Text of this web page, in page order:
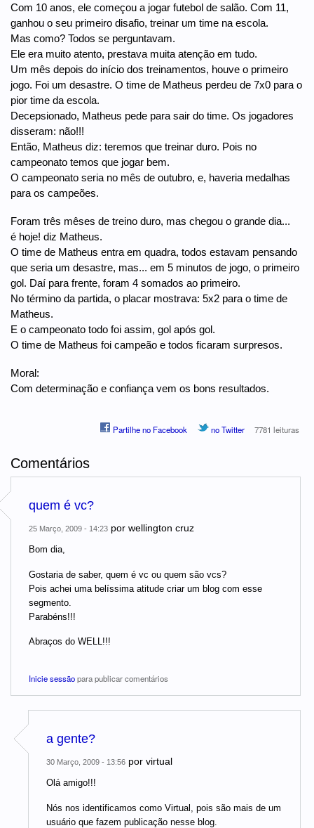
Com 10 anos, ele começou a jogar futebol de salão. Com 11,
ganhou o seu primeiro disafio, treinar um time na escola.
Mas como? Todos se perguntavam.
Ele era muito atento, prestava muita atenção em tudo.
Um mês depois do início dos treinamentos, houve o primeiro
jogo. Foi um desastre. O time de Matheus perdeu de 7x0 para o
pior time da escola.
Decepsionado, Matheus pede para sair do time. Os jogadores
disseram: não!!!
Então, Matheus diz: teremos que treinar duro. Pois no
campeonato temos que jogar bem.
O campeonato seria no mês de outubro, e, haveria medalhas
para os campeões.
Foram três mêses de treino duro, mas chegou o grande dia...
é hoje! diz Matheus.
O time de Matheus entra em quadra, todos estavam pensando
que seria um desastre, mas... em 5 minutos de jogo, o primeiro
gol. Daí para frente, foram 4 somados ao primeiro.
No término da partida, o placar mostrava: 5x2 para o time de
Matheus.
E o campeonato todo foi assim, gol após gol.
O time de Matheus foi campeão e todos ficaram surpresos.
Moral:
Com determinação e confiança vem os bons resultados.
Partilhe no Facebook no Twitter 7781 leituras
Comentários
quem é vc?
25 Março, 2009 - 14:23 por wellington cruz
Bom dia,
Gostaria de saber, quem é vc ou quem são vcs?
Pois achei uma belíssima atitude criar um blog com esse
segmento.
Parabéns!!!
Abraços do WELL!!!
Inicie sessãopara publicar comentários
a gente?
30 Março, 2009 - 13:56 por virtual
Olá amigo!!!
Nós nos identificamos como Virtual, pois são mais de um
usuário que fazem publicação nesse blog.